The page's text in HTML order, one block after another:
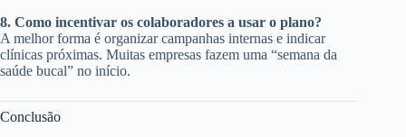
8. Como incentivar os colaboradores a usar o plano?
A melhor forma é organizar campanhas internas e indicar
clínicas próximas. Muitas empresas fazem uma “semana da
saúde bucal” no início.
Conclusão